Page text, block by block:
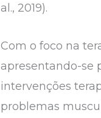
al., 2019).
Com o foco na
apresentando-se
intervenções
problemas